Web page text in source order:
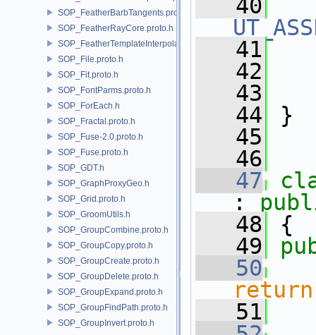
SOP_FeatherBarbTangents.proto.h
SOP_FeatherRayCore.proto.h
SOP_FeatherTemplateInterpolate.proto.h
SOP_File.proto.h
SOP_Fit.proto.h
SOP_FontParms.proto.h
SOP_ForEach.h
SOP_Fractal.proto.h
SOP_Fuse-2.0.proto.h
SOP_Fuse.proto.h
SOP_GDT.h
SOP_GraphProxyGeo.h
SOP_Grid.proto.h
SOP_GroomUtils.h
SOP_GroupCombine.proto.h
SOP_GroupCopy.proto.h
SOP_GroupCreate.proto.h
SOP_GroupDelete.proto.h
SOP_GroupExpand.proto.h
SOP_GroupFindPath.proto.h
SOP_GroupInvert.proto.h
   40
   41
   42
   43
   44
}
   45
   46
   47
:
   48
{
   49
   50
return
   51